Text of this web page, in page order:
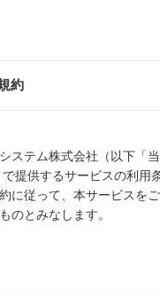
約
ステム株式会社（以下「
提供するサービスの利用
に従って、本サービスを
のとみなします。